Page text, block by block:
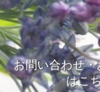
お問い合わせ
はこ